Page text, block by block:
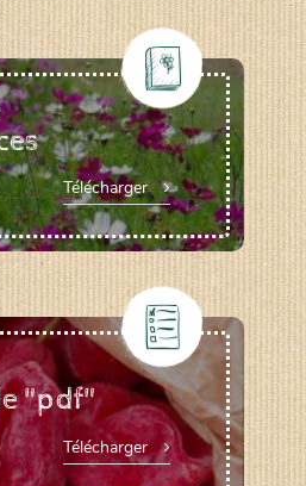
Télécharger
"pdf"
Télécharger